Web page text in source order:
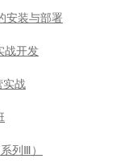
安装与部署
战开发
实战
列Ⅲ）